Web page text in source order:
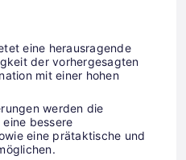
eine herausragende
der vorhergesagten
mit einer hohen
werden die
bessere
eine prätaktische und